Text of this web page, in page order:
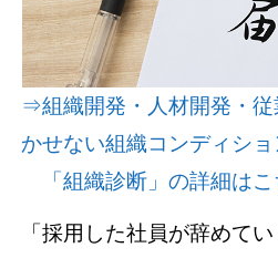
⇒組織開発・人材開発・従
かせない組織コンディシ
「組織診断」の詳細はこ
「採用した社員が辞めて